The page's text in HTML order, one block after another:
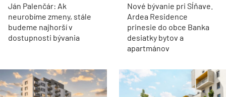
Ján Palenčár: Ak
neurobíme zmeny, stále
budeme najhorší v
dostupnosti bývania
Nové bývanie pri Sĺňave.
Ardea Residence
prinesie do obce Banka
desiatky bytov a
apartmánov